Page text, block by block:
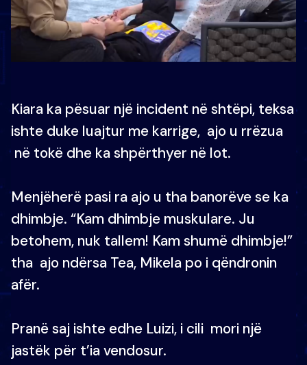
Kiara ka pësuar një incident në shtëpi, teksa
ishte duke luajtur me karrige, ajo u rrëzua
në tokë dhe ka shpërthyer në lot.
Menjëherë pasi ra ajo u tha banorëve se ka
dhimbje. “Kam dhimbje muskulare. Ju
betohem, nuk tallem! Kam shumë dhimbje!”
tha ajo ndërsa Tea, Mikela po i qëndronin
afër.
Pranë saj ishte edhe Luizi, i cili mori një
jastëk për t’ia vendosur.